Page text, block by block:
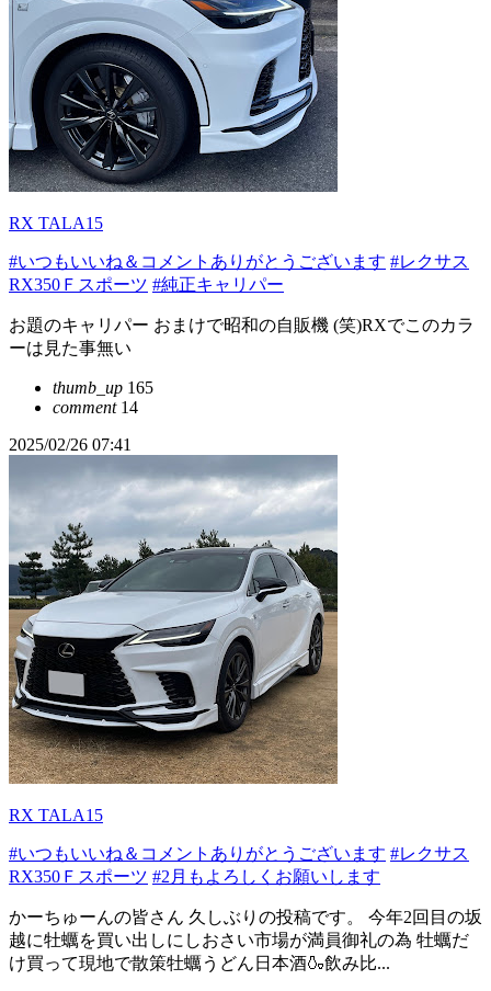
RX TALA15
#いつもいいね＆コメントありがとうございます #レクサス
RX350Ｆスポーツ #純正キャリパー
お題のキャリパー おまけで昭和の自販機 (笑)RXでこのカラ
ーは見た事無い
thumb_up 165
comment14
2025/02/26 07:41
RX TALA15
#いつもいいね＆コメントありがとうございます #レクサス
RX350Ｆスポーツ #2月もよろしくお願いします
かーちゅーんの皆さん 久しぶりの投稿です。 今年2回目の坂
越に牡蠣を買い出しにしおさい市場が満員御礼の為 牡蠣だ
け買って現地で散策牡蠣うどん日本酒🍶飲み比...